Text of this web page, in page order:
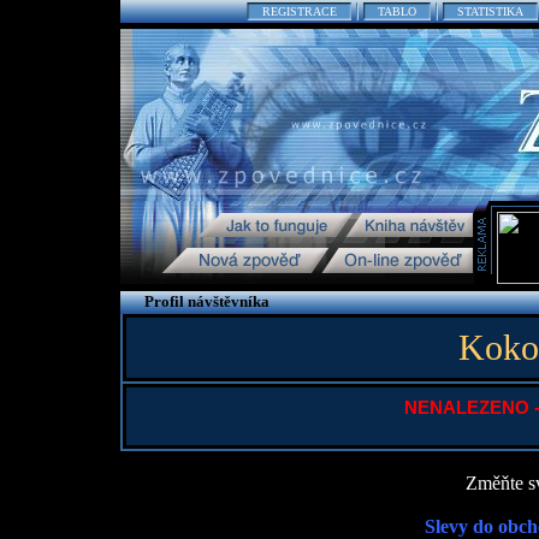
REGISTRACE TABLO STATISTIKA
Profil návštěvníka
NENALEZENO
Změňte
Slevy do